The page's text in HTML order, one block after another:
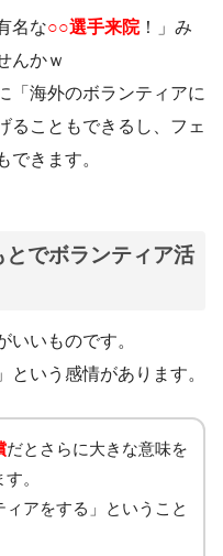
名な○○選手来院！」み
んかｗ
「海外のボランティアに
ることもできるし、フェ
できます。
でボランティア活
いいものです。
という感情があります。
だとさらに大きな意味を
。
アをする」ということ